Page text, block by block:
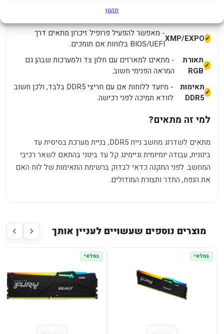
תקנון
- נתון חשוב בבחירת זיכרון, בעיקר כאשר רוצים לאזן בין
מהירות תגובה לבין תדר עבודה.
XMP/EXPO- מאפשר להפעיל פרופיל זיכרון מתאים דרך
BIOS/UEFI בלוחות אם תומכים.
תאורת
RGB
- מתאים למארזים עם חלון צד ולמערכות שבהן גם
המראה הפנימי חשוב.
תאימות
DDR5
- מיועד ללוחות אם עם חריצי DDR5 בלבד, ולכן חשוב
לוודא תמיכה לפני רכישה.
למי זה מתאים?
מתאים לשדרוג מחשב נייח DDR5, בניית מערכת בסיסית עד
בינונית, עבודה יומיומית וגיימינג קל עד בינוני בהתאם לשאר רכיבי
המחשב. לפני התקנה כדאי לבדוק ברשימת התאימות של לוח האם
את הנפח, התדר ותצורת המודולים.
מוצרים נוספים שעשויים לעניין אותך
במלאי במלאי